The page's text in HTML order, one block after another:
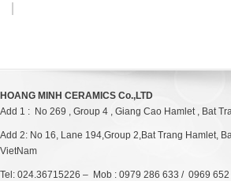
HOANG MINH CERAMICS Co.,LTD
Add 1 : No 269 , Group 4 , Giang Cao Hamlet , Bat
Add 2: No 16, Lane 194,Group 2,Bat Trang Hamlet,
VietNam
Tel: 024.36715226 – Mob : 0979 286 633 / 0969 652